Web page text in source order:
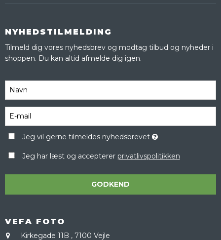
NYHEDSTILMELDING
Tilmeld dig vores nyhedsbrev og modtag tilbud og nyheder i
shoppen. Du kan altid afmelde dig igen.
Jeg vil gerne tilmeldes nyhedsbrevet
Jeg har læst og accepterer privatlivspolitikken
GODKEND
VEFA FOTO
Kirkegade 11B , 7100 Vejle